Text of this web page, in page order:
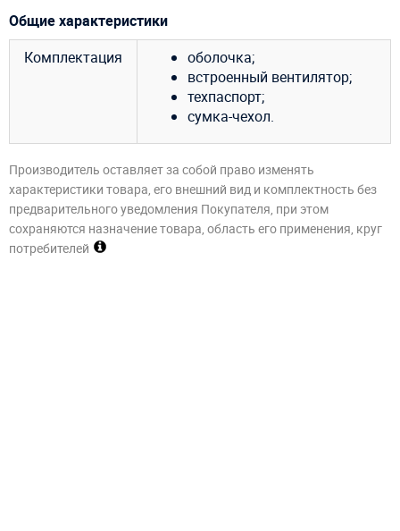
Общие характеристики
Комплектация
оболочка;
встроенный вентилятор;
техпаспорт;
сумка-чехол.
Производитель оставляет за собой право изменять
характеристики товара, его внешний вид и комплектность без
предварительного уведомления Покупателя, при этом
сохраняются назначение товара, область его применения, круг
потребителей